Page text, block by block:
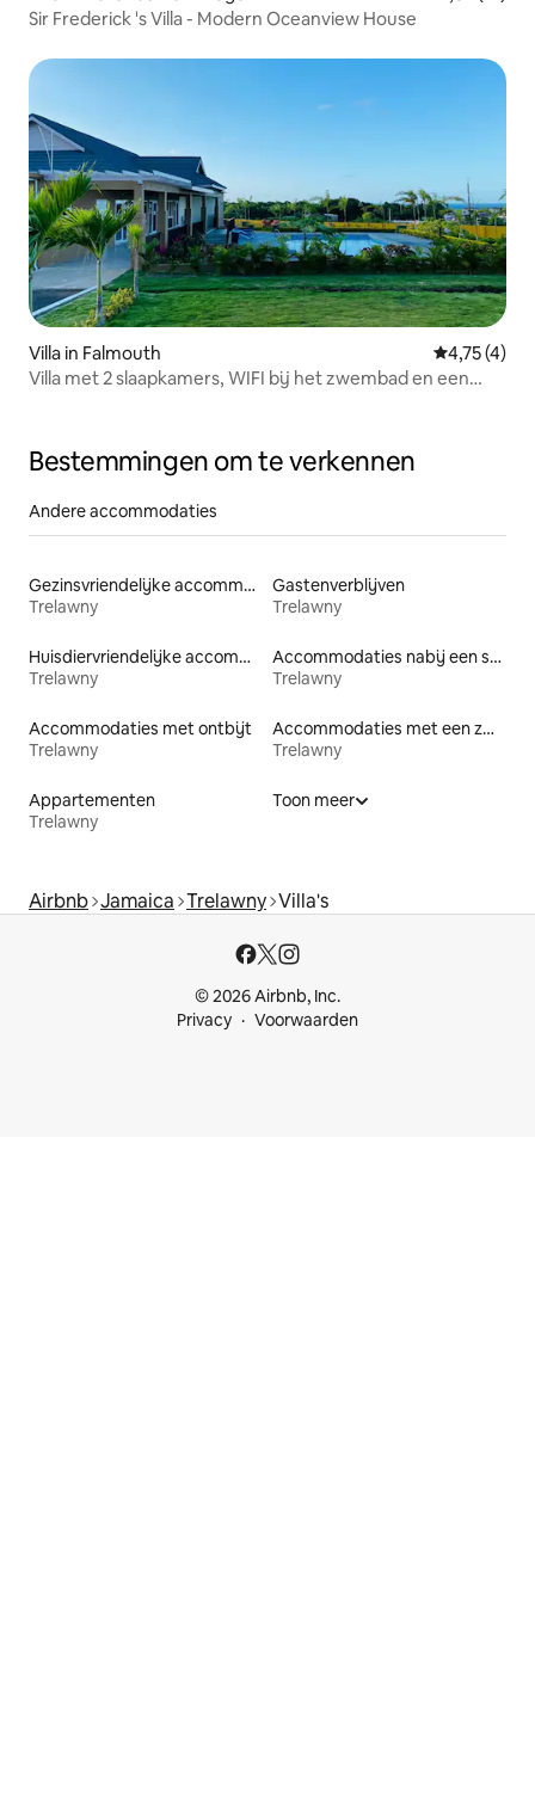
Sir Frederick 's Villa - Modern Oceanview House
Villa in Falmouth
4,75 (4)
Villa met 2 slaapkamers, WIFI bij het zwembad en een
Bestemmingen om te verkennen
Andere accommodaties
Gezinsvriendelijke accommodaties
Trelawny
Gastenverblijven
Trelawny
Huisdiervriendelijke accommodaties
Trelawny
Accommodaties nabij een strand
Trelawny
Accommodaties met ontbijt
Trelawny
Accommodaties met een zwembad
Trelawny
Appartementen
Trelawny
Toon meer
Airbnb Jamaica Trelawny Villa's
© 2026 Airbnb, Inc.
Privacy
Voorwaarden